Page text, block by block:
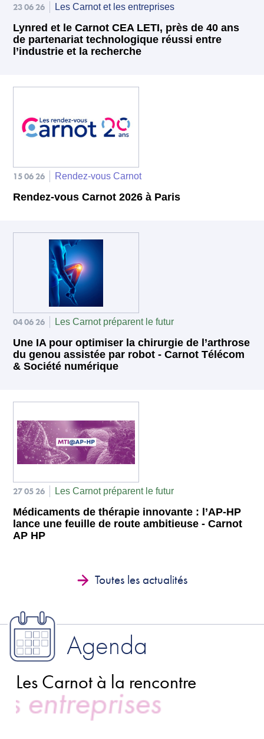
23 06 26 Les Carnot et les entreprises
Lynred et le Carnot CEA LETI, près de 40 ans
de partenariat technologique réussi entre
l’industrie et la recherche
15 06 26 Rendez-vous Carnot
Rendez-vous Carnot 2026 à Paris
04 06 26 Les Carnot préparent le futur
Une IA pour optimiser la chirurgie de l’arthrose
du genou assistée par robot - Carnot Télécom
& Société numérique
27 05 26 Les Carnot préparent le futur
Médicaments de thérapie innovante : l’AP-HP
lance une feuille de route ambitieuse - Carnot
AP HP
Toutes les actualités
Agenda
Les Carnot à la rencontre
entreprises